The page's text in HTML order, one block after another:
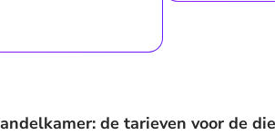
de tarieven voor de